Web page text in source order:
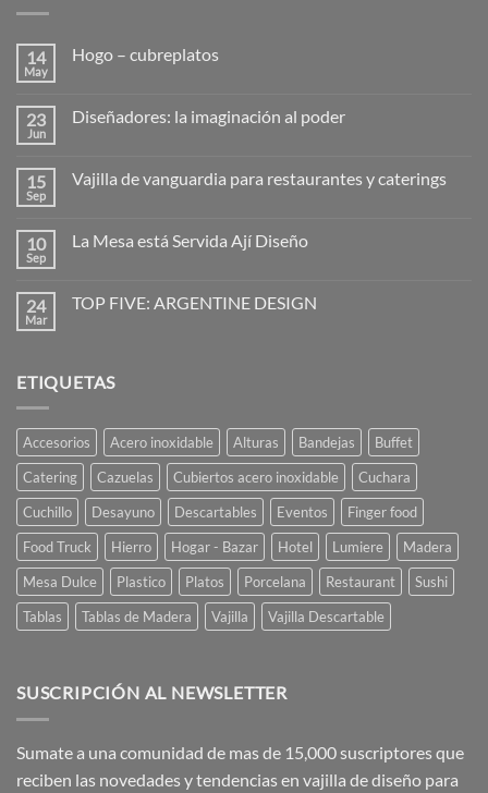
14
May
Hogo – cubreplatos
en
23
Jun
Diseñadores: la imaginación al poder
en
al
poder
15
Sep
Vajilla de vanguardia para restaurantes y caterings
en
para
restaurantes
10
Sep
La Mesa está Servida Ají Diseño
en
Ají
Diseño
24
Mar
TOP FIVE: ARGENTINE DESIGN
TOP
ETIQUETAS
Accesorios Acero inoxidable Alturas Bandejas
Buffet
Catering
Cazuelas Cubiertos acero inoxidable
Cuchara
Cuchillo
Desayuno Descartables Eventos
Finger food
Food Truck
Hierro Hogar - Bazar Hotel Lumiere
Madera
Mesa Dulce
Plastico Platos Porcelana Restaurant
Sushi
Tablas
Tablas de Madera Vajilla Vajilla Descartable
SUSCRIPCIÓN AL NEWSLETTER
Sumate a una comunidad de mas de 15,000 suscriptores que
reciben las novedades y tendencias en vajilla de diseño para